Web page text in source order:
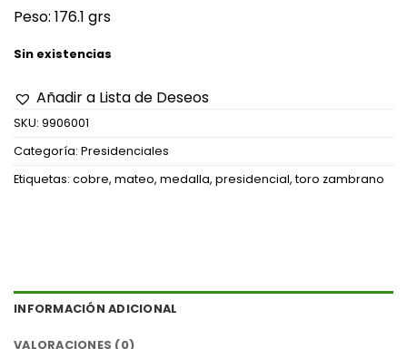
Peso: 176.1 grs
Sin existencias
Añadir a Lista de Deseos
SKU: 9906001
Categoría: Presidenciales
Etiquetas: cobre, mateo, medalla, presidencial,toro zambrano
INFORMACIÓN ADICIONAL
VALORACIONES (0)